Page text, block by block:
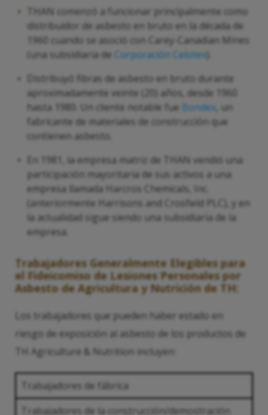
THAN comenzó a funcionar principalmente como
distribuidor de asbesto en bruto en la década de
1960 cuando se asoció con Carey-Canadian Mines
(una subsidiaria de
Corporación Celotex
Distribuyó fibras de asbesto en bruto durante
aproximadamente veinte (20) años, desde 1960
hasta 1980. Un cliente notable fue Bondex , un
fabricante de materiales de construcción que
contienen asbesto.
En 1981, la empresa matriz de THAN vendió una
participación mayoritaria de sus activos a una
empresa llamada Harcros Chemicals, Inc.
(anteriormente Harrisons and Crosfield PLC), y en
la actualidad sigue siendo una subsidiaria de la
empresa.
Trabajadores Generalmente Elegibles para
el Fideicomiso de Lesiones Personales por
Asbesto de Agricultura y Nutrición de TH:
Los trabajadores que pueden haber estado en
riesgo de exposición al asbesto de los productos de
TH Agriculture & Nutrition incluyen:
Trabajadores de fábrica
Trabajadores de la construcción/demostración